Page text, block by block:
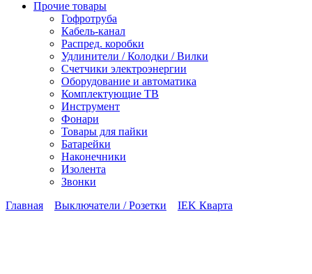
Прочие товары
Гофротруба
Кабель-канал
Распред. коробки
Удлинители / Колодки / Вилки
Счетчики электроэнергии
Оборудование и автоматика
Комплектующие ТВ
Инструмент
Фонари
Товары для пайки
Батарейки
Наконечники
Изолента
Звонки
Главная
Выключатели / Розетки IEK Кварта